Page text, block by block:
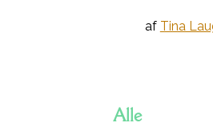
af Tina
Alle